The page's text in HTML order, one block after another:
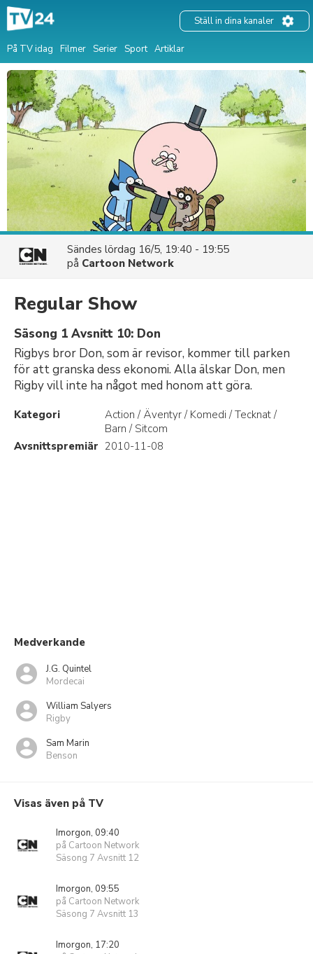
På TV idag Filmer Serier Sport Artiklar
Ställ in dina kanaler
Sändes lördag 16/5, 19:40 - 19:55
på Cartoon Network
Regular Show
Säsong 1 Avsnitt 10: Don
Rigbys bror Don, som är revisor, kommer till parken
för att granska dess ekonomi. Alla älskar Don, men
Rigby vill inte ha något med honom att göra.
Kategori
Action / Äventyr / Komedi / Tecknat /
Barn / Sitcom
Avsnittspremiär 2010-11-08
Medverkande
J.G. Quintel
Mordecai
William Salyers
Rigby
Sam Marin
Benson
Visas även på TV
Imorgon, 09:40
på Cartoon Network
Säsong 7 Avsnitt 12
Imorgon, 09:55
på Cartoon Network
Säsong 7 Avsnitt 13
Imorgon, 17:20